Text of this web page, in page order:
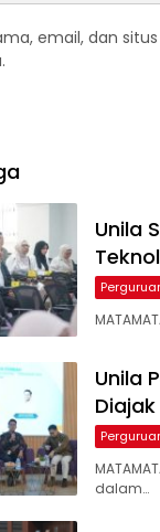
email, dan
Unila
Unila
dalam…